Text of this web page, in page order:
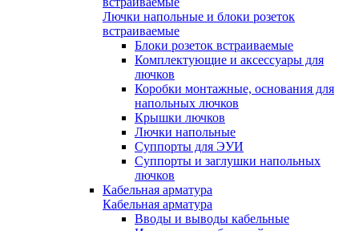
Лючки напольные и блоки розеток
встраиваемые
Блоки розеток встраиваемые
Комплектующие и аксессуары для
лючков
Коробки монтажные, основания для
напольных лючков
Крышки лючков
Лючки напольные
Суппорты для ЭУИ
Суппорты и заглушки напольных
лючков
Кабельная арматура
Кабельная арматура
Вводы и выводы кабельные